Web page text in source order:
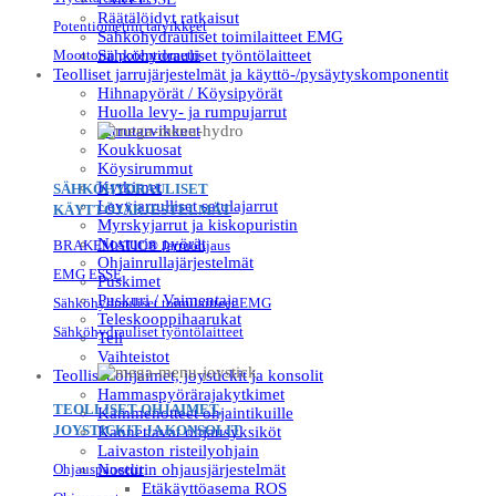
Räätälöidyt ratkaisut
Sähköhydrauliset toimilaitteet EMG
Sähköhydrauliset työntölaitteet
Teolliset jarrujärjestelmät ja käyttö-/pysäytyskomponentit
Hihnapyörät / Köysipyörät
Huolla levy- ja rumpujarrut
Jarrutarvikkeet
Koukkuosat
Köysirummut
Kytkimet
Levyjarrulliset satulajarrut
Myrskyjarrut ja kiskopuristin
Nosturin pyörät
Ohjainrullajärjestelmät
Puskimet
Puskuri / Vaimentaja
Teleskooppihaarukat
Teli
Vaihteistot
Teolliset ohjaimet, joystickit ja konsolit
Hammaspyörärajakytkimet
Kämmenotteet ohjaintikuille
Kannettavat ohjausyksiköt
Laivaston risteilyohjain
Nosturin ohjausjärjestelmät
Etäkäyttöasema ROS
Potentiometrin tarvikkeet
Moottorin potentiometri
SÄHKÖHYDRAULISET
KÄYTTÖJÄRJESTELMÄT
BRAKEMATIC® Jarruohjaus
EMG ESSE
Sähköhydrauliset toimilaitteet EMG
Sähköhydrauliset työntölaitteet
TEOLLISET OHJAIMET,
JOYSTICKIT JA KONSOLIT
Ohjauspaneelit